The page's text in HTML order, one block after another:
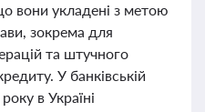
вони укладені з метою
зокрема для
та штучного
У банківській
в Україні